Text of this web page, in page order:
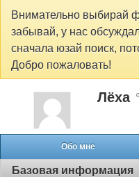
Внимательно выбирай
забывай, у нас
сначала юзай поиск,
Добро пожаловать!
Лёха
Обо мне
Базовая информация